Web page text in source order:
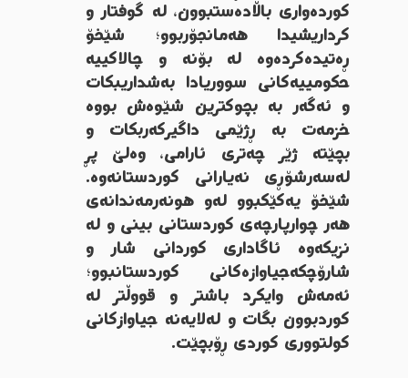
کوردەواری باڵادەستبوون، لە گوفتار و
کرداریشیدا هەمانجۆربوو؛ شێخۆ
ڕەتیدەکردەوە لە بۆنە و چالاکییە
حکومییەکانی سووریادا بەشداریبکات
و ئەگەر بە بچوکترین شێوەش بووە
خزمەت بە ڕژێمی داگیرکەربکات و
بچێتە ژێر چەتری ئارامی، وەلێ پڕ
لەسەرشۆڕی نەیارانی کوردستانەوە.
شێخۆ یەکێکبوو لەو هونەرمەندانەی
هەر چوارپارچەی کوردستانی بینی و لە
نزیکەوە ئاگاداری کوردانی شار و
شارۆچکەجیاوازەکانی کوردستانبوو؛
ئەمەش وایکرد باشتر و قووڵتر لە
کوردبوون بگات و لەلایەنە جیاوازکانی
کولتووری کوردی ڕۆبچێت.